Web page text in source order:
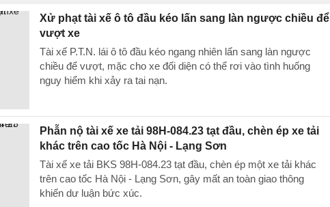
Xử phạt tài xế ô tô đầu kéo lấn sang làn ngược chiều để
vượt xe
Tài xế P.T.N. lái ô tô đầu kéo ngang nhiên lấn sang làn ngược
chiều để vượt, mặc cho xe đối diện có thể rơi vào tình huống
nguy hiểm khi xảy ra tai nạn.
Phẫn nộ tài xế xe tải 98H-084.23 tạt đầu, chèn ép xe tải
khác trên cao tốc Hà Nội - Lạng Sơn
Tài xế xe tải BKS 98H-084.23 tạt đầu, chèn ép một xe tải khác
trên cao tốc Hà Nội - Lạng Sơn, gây mất an toàn giao thông
khiến dư luận bức xúc.